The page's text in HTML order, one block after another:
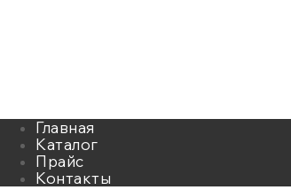
Главная
Каталог
Прайс
Контакты